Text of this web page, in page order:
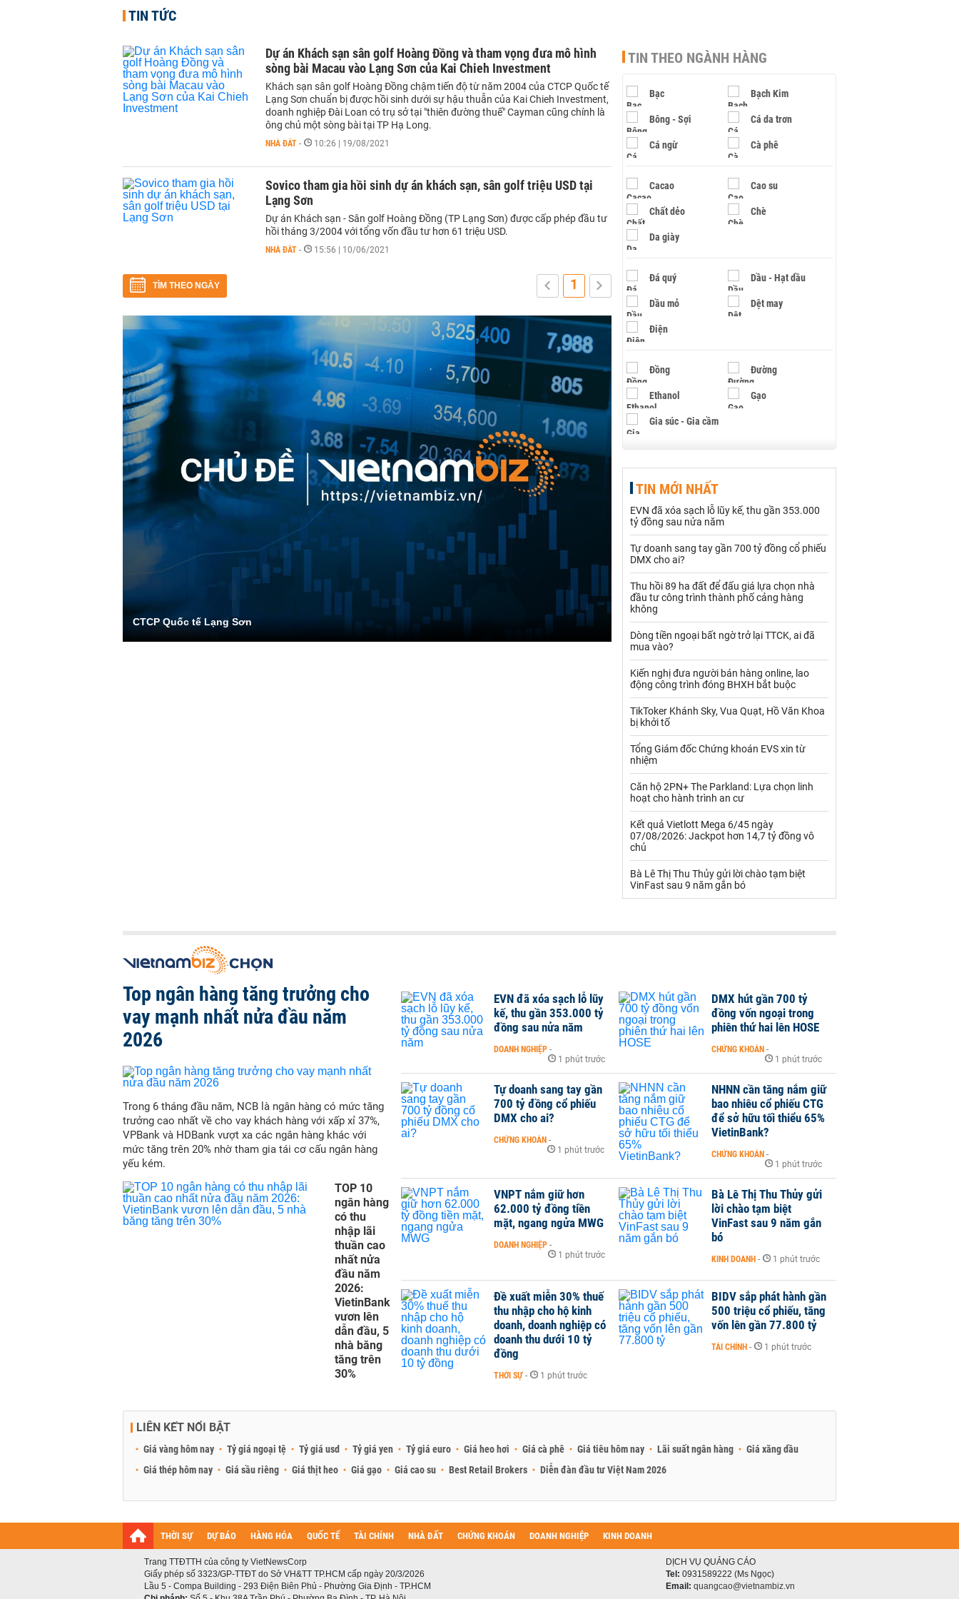
TIN TỨC
Dự án Khách sạn sân golf Hoàng Đồng và tham vọng đưa mô hình
sòng bài Macau vào Lạng Sơn của Kai Chieh Investment
Khách sạn sân golf Hoàng Đồng chậm tiến độ từ năm 2004 của CTCP Quốc tế
Lạng Sơn chuẩn bị được hồi sinh dưới sự hậu thuẫn của Kai Chieh Investment,
doanh nghiệp Đài Loan có trụ sở tại "thiên đường thuế" Cayman cũng chính là
ông chủ một sòng bài tại TP Hạ Long.
NHÀ ĐẤT - 10:26 | 19/08/2021
Sovico tham gia hồi sinh dự án khách sạn, sân golf triệu USD tại
Lạng Sơn
Dự án Khách sạn - Sân golf Hoàng Đồng (TP Lạng Sơn) được cấp phép đầu tư
hồi tháng 3/2004 với tổng vốn đầu tư hơn 61 triệu USD.
NHÀ ĐẤT - 15:56 | 10/06/2021
TÌM THEO NGÀY 1
CTCP Quốc tế Lạng Sơn
TIN THEO NGÀNH HÀNG
Bạc Bạch Kim
Bông - Sợi Cá da trơn
Cá ngừ Cà phê
Cacao Cao su
Chất dẻo Chè
Da giày
Đá quý Dầu - Hạt dầu
Dầu mỏ Dệt may
Điện
Đồng Đường
Ethanol Gạo
Gia súc - Gia cầm
Hạt điều
Khí đốt
Kim loại khác Mắc ca
Muối Ngũ cốc
Nhựa - Hạt nhựa
Palladium
Rau - Củ -Quả Sắt thép
Sữa
Than Thức ăn chăn nuôi
Thủy hải sản khác
Vàng
VLXD khác Xăng dầu
TIN MỚI NHẤT
EVN đã xóa sạch lỗ lũy kế, thu gần 353.000
tỷ đồng sau nửa năm
Tự doanh sang tay gần 700 tỷ đồng cổ phiếu
DMX cho ai?
Thu hồi 89 ha đất để đấu giá lựa chọn nhà
đầu tư công trình thành phố cảng hàng
không
Dòng tiền ngoại bất ngờ trở lại TTCK, ai đã
mua vào?
Kiến nghị đưa người bán hàng online, lao
động công trình đóng BHXH bắt buộc
TikToker Khánh Sky, Vua Quạt, Hồ Văn Khoa
bị khởi tố
Tổng Giám đốc Chứng khoán EVS xin từ
nhiệm
Căn hộ 2PN+ The Parkland: Lựa chọn linh
hoạt cho hành trình an cư
Kết quả Vietlott Mega 6/45 ngày
07/08/2026: Jackpot hơn 14,7 tỷ đồng vô
chủ
Bà Lê Thị Thu Thủy gửi lời chào tạm biệt
VinFast sau 9 năm gắn bó
Top ngân hàng tăng trưởng cho
vay mạnh nhất nửa đầu năm
2026
Trong 6 tháng đầu năm, NCB là ngân hàng có mức tăng
trưởng cao nhất về cho vay khách hàng với xấp xỉ 37%,
VPBank và HDBank vượt xa các ngân hàng khác với
mức tăng trên 20% nhờ tham gia tái cơ cấu ngân hàng
yếu kém.
TOP 10
ngân hàng
có thu
nhập lãi
thuần cao
nhất nửa
đầu năm
2026:
VietinBank
vươn lên
dẫn đầu, 5
nhà băng
tăng trên
30%
EVN đã xóa sạch lỗ lũy
kế, thu gần 353.000 tỷ
đồng sau nửa năm
DOANH NGHIỆP -
1 phút trước
DMX hút gần 700 tỷ
đồng vốn ngoại trong
phiên thứ hai lên HOSE
CHỨNG KHOÁN -
1 phút trước
Tự doanh sang tay gần
700 tỷ đồng cổ phiếu
DMX cho ai?
CHỨNG KHOÁN -
1 phút trước
NHNN cần tăng nắm giữ
bao nhiêu cổ phiếu CTG
để sở hữu tối thiểu 65%
VietinBank?
CHỨNG KHOÁN -
1 phút trước
VNPT nắm giữ hơn
62.000 tỷ đồng tiền
mặt, ngang ngửa MWG
DOANH NGHIỆP -
1 phút trước
Bà Lê Thị Thu Thủy gửi
lời chào tạm biệt
VinFast sau 9 năm gắn
bó
KINH DOANH - 1 phút trước
Đề xuất miễn 30% thuế
thu nhập cho hộ kinh
doanh, doanh nghiệp có
doanh thu dưới 10 tỷ
đồng
THỜI SỰ - 1 phút trước
BIDV sắp phát hành gần
500 triệu cổ phiếu, tăng
vốn lên gần 77.800 tỷ
TÀI CHÍNH - 1 phút trước
LIÊN KẾT NỔI BẬT
Giá vàng hôm nay Tỷ giá ngoại tệ Tỷ giá usd Tỷ giá yen Tỷ giá euro Giá heo hơi Giá cà phê Giá tiêu hôm nay Lãi suất ngân hàng
Giá xăng dầu
Giá thép hôm nay
Giá sầu riêng Giá thịt heo Giá gạo Giá cao su Best Retail Brokers Diễn đàn đầu tư Việt Nam 2026
THỜI SỰ DỰ BÁO HÀNG HÓA QUỐC TẾ TÀI CHÍNH NHÀ ĐẤT CHỨNG KHOÁN DOANH NGHIỆP KINH DOANH
Trang TTĐTTH của công ty VietNewsCorp
Giấy phép số 3323/GP-TTĐT do Sở VH&TT TP.HCM cấp ngày 20/3/2026
Lầu 5 - Compa Building - 293 Điện Biên Phủ - Phường Gia Định - TP.HCM
DỊCH VỤ QUẢNG CÁO
Tel: 0931589222 (Ms Ngọc)
Email: quangcao@vietnambiz.vn